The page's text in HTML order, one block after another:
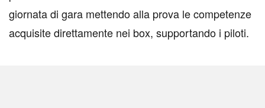
giornata di gara mettendo alla prova le competenze
acquisite direttamente nei box, supportando i piloti.